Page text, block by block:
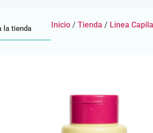
la tienda Inicio / Tienda / Línea